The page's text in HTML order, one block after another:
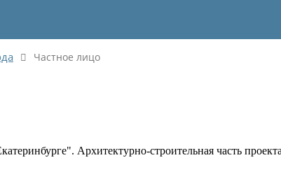
Частное лицо
Архитектурно-строительная часть проекта